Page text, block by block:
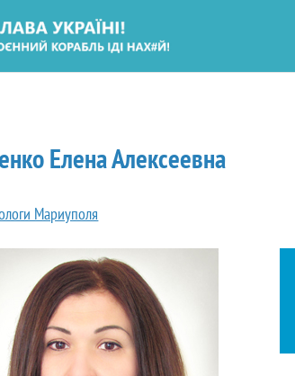
Елена Алексеевна
Мариуполя